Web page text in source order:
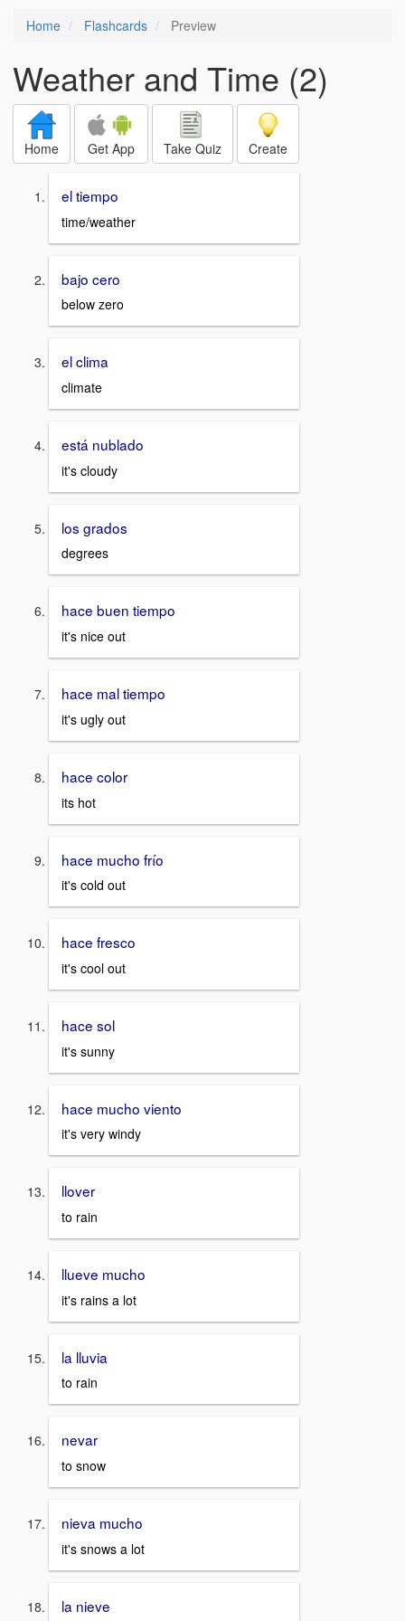
Home Flashcards Preview
Weather and Time (2)
Home Get App Take Quiz Create
el tiempo
time/weather
bajo cero
below zero
el clima
climate
está nublado
it's cloudy
los grados
degrees
hace buen tiempo
it's nice out
hace mal tiempo
it's ugly out
hace color
its hot
hace mucho frío
it's cold out
hace fresco
it's cool out
hace sol
it's sunny
hace mucho viento
it's very windy
llover
to rain
llueve mucho
it's rains a lot
la lluvia
to rain
nevar
to snow
nieva mucho
it's snows a lot
la nieve